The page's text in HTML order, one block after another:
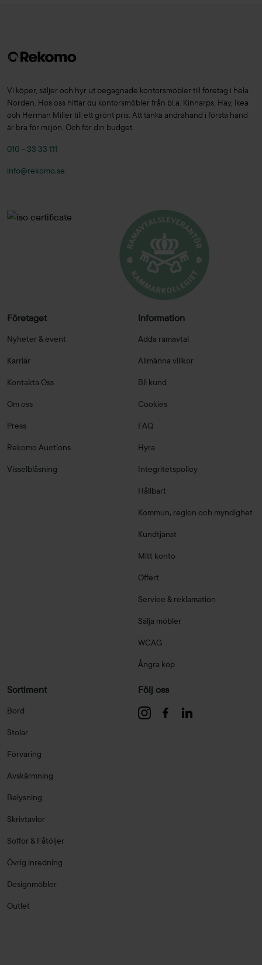
Vi köper, säljer och hyr ut begagnade kontorsmöbler till företag i hela
Norden. Hos oss hittar du kontorsmöbler från bl.a. Kinnarps, Hay, Ikea
och Herman Miller till ett grönt pris. Att tänka andrahand i första hand
är bra för miljön. Och för din budget.
010 – 33 33 111
info@rekomo.se
Företaget
Nyheter & event
Karriär
Kontakta Oss
Om oss
Press
Rekomo Auctions
Visselblåsning
Information
Adda ramavtal
Allmänna villkor
Bli kund
Cookies
FAQ
Hyra
Integritetspolicy
Hållbart
Kommun, region och myndighet
Kundtjänst
Mitt konto
Offert
Service & reklamation
Sälja möbler
WCAG
Ångra köp
Sortiment
Bord
Stolar
Förvaring
Avskärmning
Belysning
Skrivtavlor
Soffor & Fåtöljer
Övrig inredning
Designmöbler
Outlet
Följ oss